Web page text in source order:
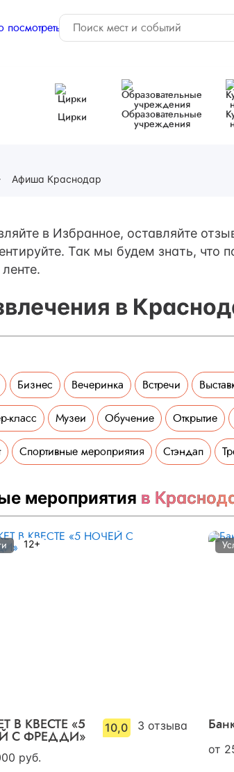
Цирки
Образовательные
учреждения
Афиша Краснодар
в Избранное, оставляйте
Так мы будем знать, что
в
Бизнес Вечеринка Встречи
класс Музеи Обучение Открытие
Спортивные мероприятия Стэндап
мероприятия в
В КВЕСТЕ «5
С ФРЕДДИ»
10,0 3 отзыва
руб.
12+
от